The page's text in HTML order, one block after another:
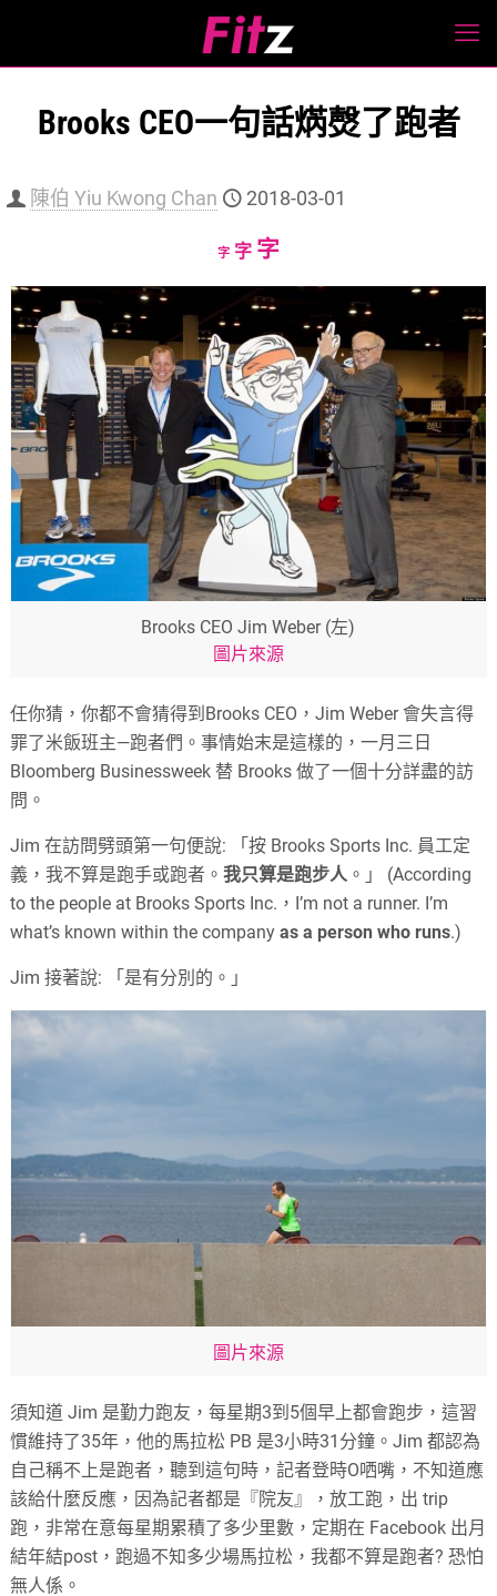
Brooks CEO一句話焫㷫了跑者
陳伯 Yiu Kwong Chan 2018-03-01
字Decrease
size.
字Reset
size.
字Increase
Brooks CEO Jim Weber (左)
圖片來源
任你猜，你都不會猜得到Brooks CEO，Jim Weber 會失言得
罪了米飯班主—跑者們。事情始末是這樣的，一月三日
Bloomberg Businessweek 替 Brooks 做了一個十分詳盡的訪
問。
Jim 在訪問劈頭第一句便說: 「按 Brooks Sports Inc. 員工定
義，我不算是跑手或跑者。我只算是跑步人 。」 (According
to the people at Brooks Sports Inc.，I’m not a runner. I’m
what’s known within the companyas a person who runs.)
Jim 接著說: 「是有分別的。」
圖片來源
須知道 Jim 是勤力跑友，每星期3到5個早上都會跑步，這習
慣維持了35年，他的馬拉松 PB 是3小時31分鐘。Jim 都認為
自己稱不上是跑者，聽到這句時，記者登時O哂嘴，不知道應
該給什麼反應，因為記者都是『院友』，放工跑，出 trip
跑，非常在意每星期累積了多少里數，定期在 Facebook 出月
結年結post，跑過不知多少場馬拉松，我都不算是跑者? 恐怕
無人係。